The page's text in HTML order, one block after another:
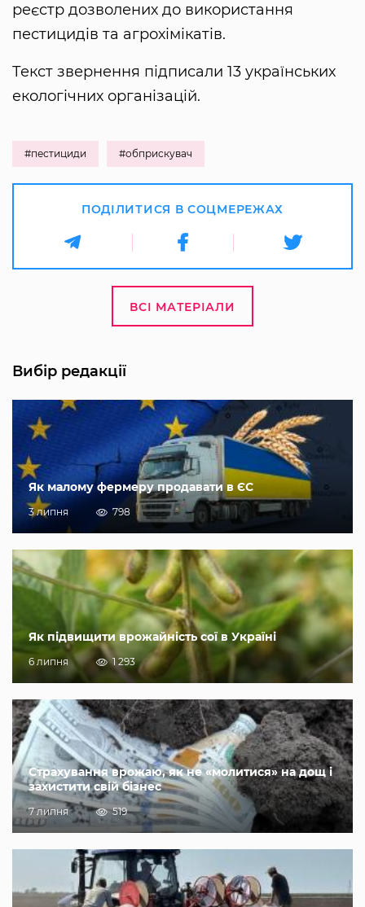
реєстр дозволених до використання
пестицидів та агрохімікатів.
Текст звернення підписали 13 українських
екологічних організацій.
#пестициди #обприскувач
ПОДІЛИТИСЯ В СОЦМЕРЕЖАХ
ВСІ МАТЕРІАЛИ
Вибір редакції
Як малому фермеру продавати в ЄС
3 липня 798
Як підвищити врожайність сої в Україні
6 липня 1 293
Страхування врожаю, як не «молитися» на дощ і
захистити свій бізнес
7 липня 519